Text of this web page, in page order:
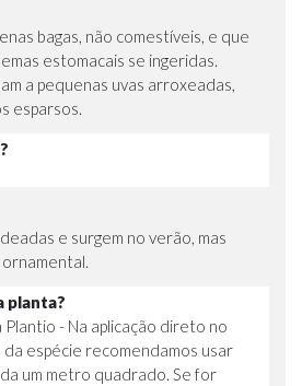
bagas, não comestíveis, e que
estomacais se ingeridas.
a pequenas uvas arroxeadas,
esparsos.
e surgem no verão, mas
planta?
Plantio - Na aplicação direto no
espécie recomendamos usar
um metro quadrado. Se for